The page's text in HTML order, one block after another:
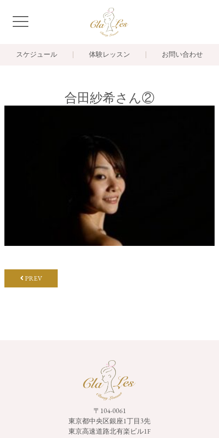
navigation
スケジュール 体験レッスン お問い合わせ
合田紗希さん②
PREV
〒104-0061
東京都中央区銀座1丁目3先
東京高速道路北有楽ビル1F